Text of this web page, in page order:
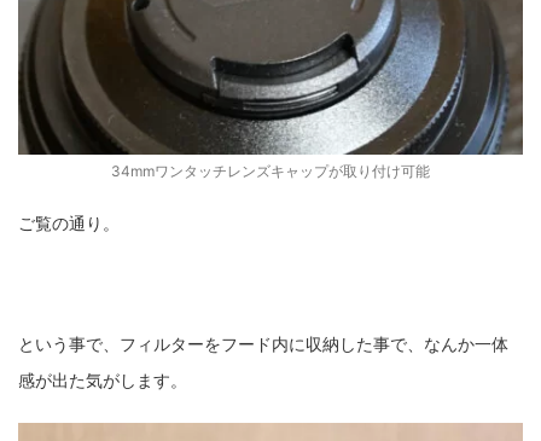
34mmワンタッチレンズキャップが取り付け可能
ご覧の通り。
という事で、フィルターをフード内に収納した事で、なんか一体
感が出た気がします。